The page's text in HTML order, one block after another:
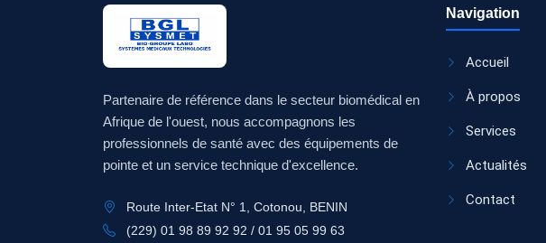
Partenaire de référence dans le secteur biomédical en
Afrique de l'ouest, nous accompagnons les
professionnels de santé avec des équipements de
pointe et un service technique d'excellence.
Route Inter-Etat N° 1, Cotonou, BENIN
(229) 01 98 89 92 92 / 01 95 05 99 63
Navigation
Accueil
À propos
Services
Actualités
Contact